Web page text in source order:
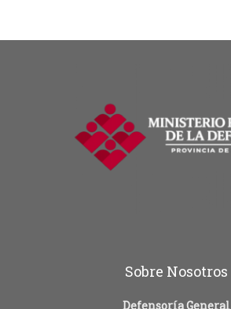
Sobre Nosotros
Defensoría General